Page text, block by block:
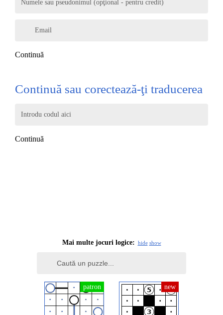
Numele sau pseudonimul (opţional - pentru credit)
Email
Continuă
Continuă sau corectează-ţi traducerea
Introdu codul aici
Continuă
Mai multe jocuri logice: hide show